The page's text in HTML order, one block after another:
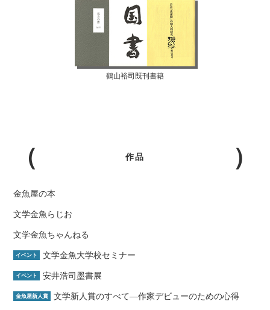
鶴山裕司既刊書籍
作品
金魚屋の本
文学金魚らじお
文学金魚ちゃんねる
イベント 文学金魚大学校セミナー
イベント 安井浩司墨書展
金魚屋新人賞 文学新人賞のすべて―作家デビューのための心得